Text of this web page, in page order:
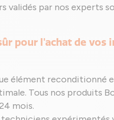
validés par nos experts
pour l'achat de
élément reconditionné
Tous nos produits
mois.